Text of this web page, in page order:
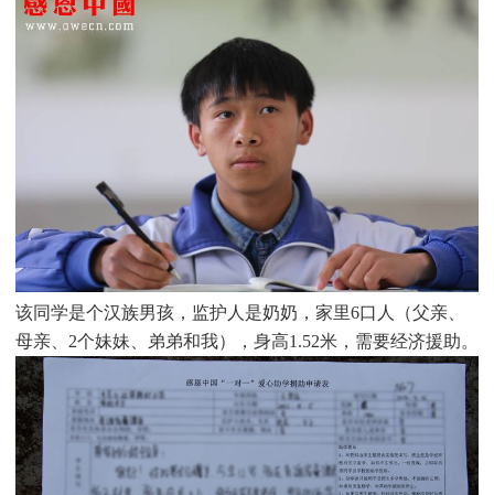
该同学是个汉族男孩，监护人是奶奶，家里6口人（父亲、
母亲、2个妹妹、弟弟和我），身高1.52米，需要经济援助。